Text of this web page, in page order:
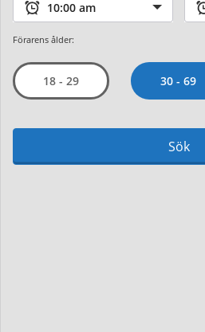
Förarens ålder:
18 - 29 30 - 69
Sök